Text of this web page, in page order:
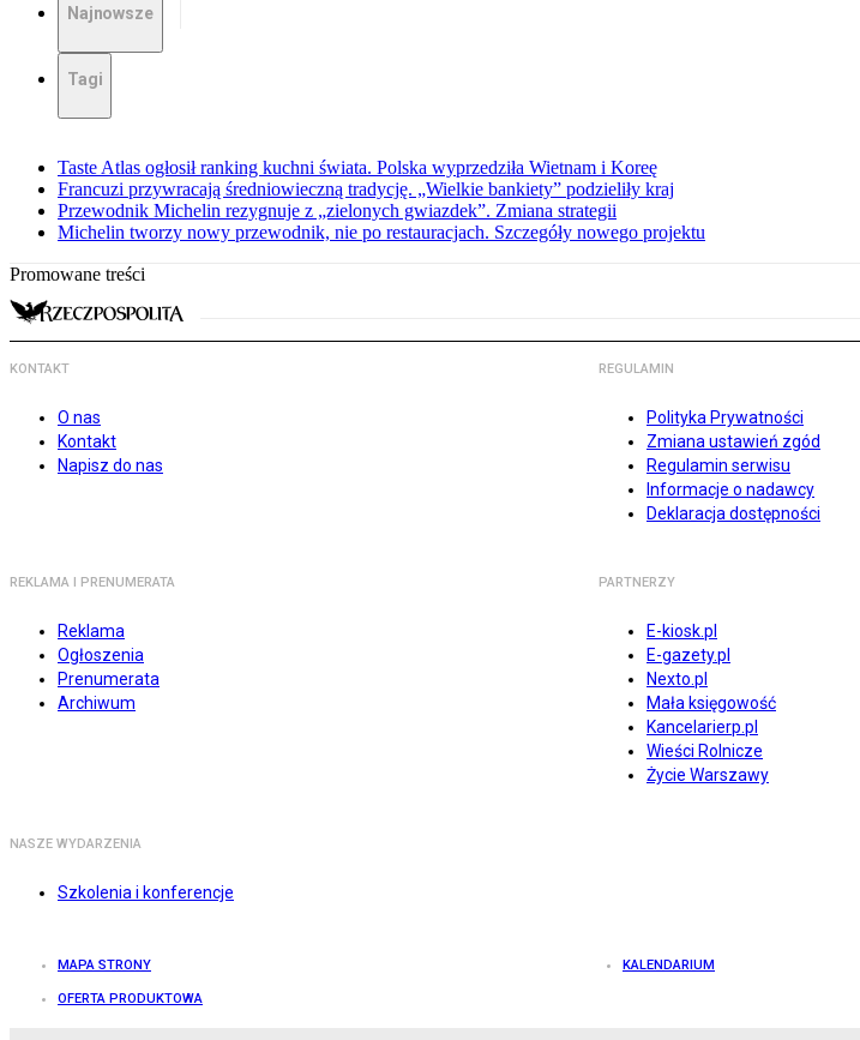
Najnowsze
Tagi
Taste Atlas ogłosił ranking kuchni świata. Polska wyprzedziła Wietnam i Koreę
Francuzi przywracają średniowieczną tradycję. „Wielkie bankiety” podzieliły kraj
Przewodnik Michelin rezygnuje z „zielonych gwiazdek”. Zmiana strategii
Michelin tworzy nowy przewodnik, nie po restauracjach. Szczegóły nowego projektu
Promowane treści
KONTAKT
O nas
Kontakt
Napisz do nas
REGULAMIN
Polityka Prywatności
Zmiana ustawień zgód
Regulamin serwisu
Informacje o nadawcy
Deklaracja dostępności
REKLAMA I PRENUMERATA
Reklama
Ogłoszenia
Prenumerata
Archiwum
PARTNERZY
E-kiosk.pl
E-gazety.pl
Nexto.pl
Mała księgowość
Kancelarierp.pl
Wieści Rolnicze
Życie Warszawy
NASZE WYDARZENIA
Szkolenia i konferencje
MAPA STRONY KALENDARIUM
OFERTA PRODUKTOWA